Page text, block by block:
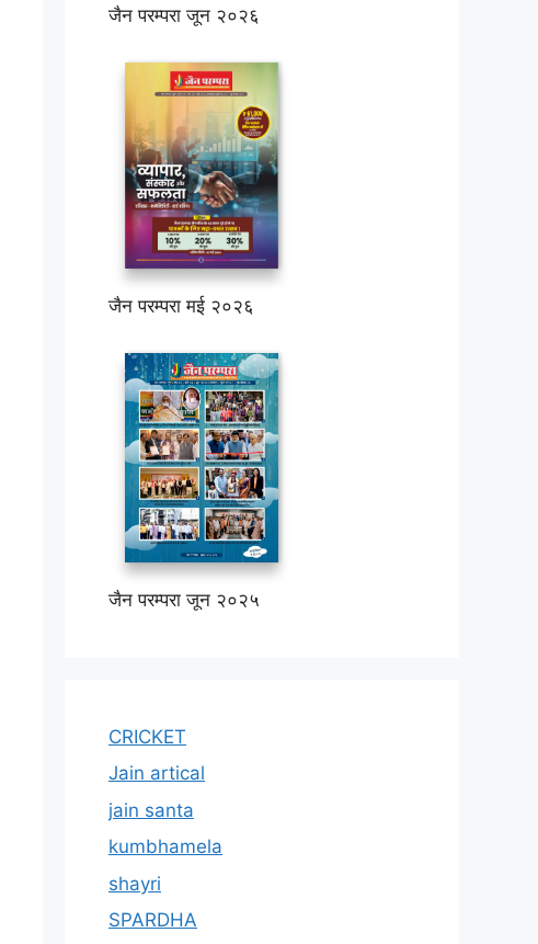
जैन परम्परा जून २०२६
जैन परम्परा मई २०२६
जैन परम्परा जून २०२५
CRICKET
Jain artical
jain santa
kumbhamela
shayri
SPARDHA